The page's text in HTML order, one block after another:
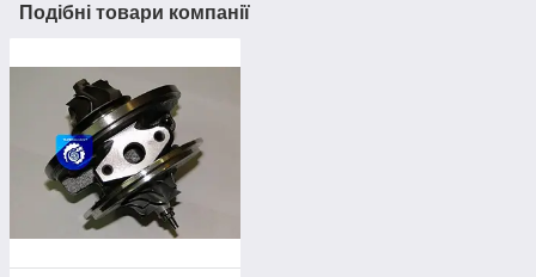
Подібні товари компанії